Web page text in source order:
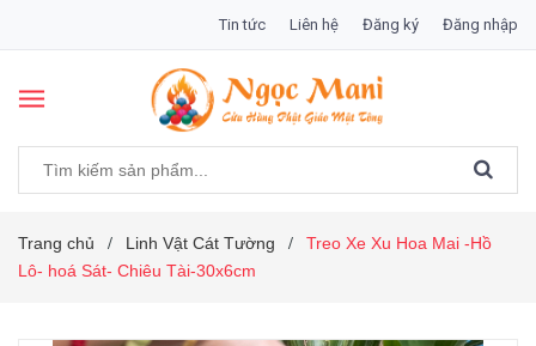
Tin tức Liên hệ Đăng ký Đăng nhập
Trang chủ / Linh Vật Cát Tường /
Treo Xe Xu Hoa Mai -Hồ
Lô- hoá Sát- Chiêu Tài-30x6cm